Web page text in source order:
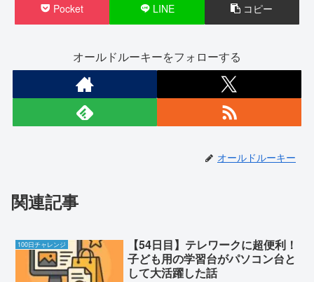
Pocket LINE コピー
オールドルーキーをフォローする
オールドルーキー
関連記事
100日チャレンジ
【54日目】テレワークに超便利！
子ども用の学習台がパソコン台と
して大活躍した話